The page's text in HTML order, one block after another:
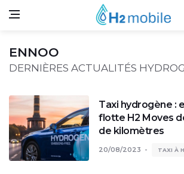
ENNOO
DERNIÈRES ACTUALITÉS
Taxi hydrogène :
flotte H2 Moves
de kilomètres
20/08/2023 TAXI À